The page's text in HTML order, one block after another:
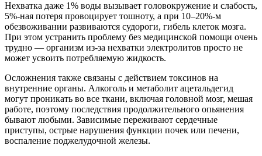
Нехватка даже 1% воды вызывает головокружение и слабость,
5%-ная потеря провоцирует тошноту, а при 10–20%-м
обезвоживании развиваются судороги, гибель клеток мозга.
При этом устранить проблему без медицинской помощи очень
трудно — организм из-за нехватки электролитов просто не
может усвоить потребляемую жидкость.
Осложнения также связаны с действием токсинов на
внутренние органы. Алкоголь и метаболит ацетальдегид
могут проникать во все ткани, включая головной мозг, мешая
работе, поэтому последствия продолжительного опьянения
бывают любыми. Зависимые переживают сердечные
приступы, острые нарушения функции почек или печени,
воспаление поджелудочной железы.